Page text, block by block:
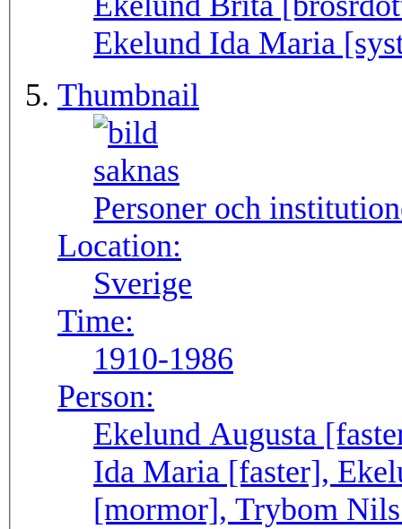
Ekelund Ida Maria
Thumbnail
Personer och
Location:
Sverige
Time:
1910-1986
Person:
Ekelund Augusta
Ida Maria [faster],
[mormor], Trybom